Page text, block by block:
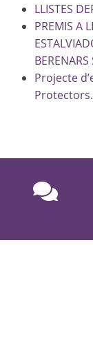
LLISTES
PREMIS A
Projecte
Protectors.